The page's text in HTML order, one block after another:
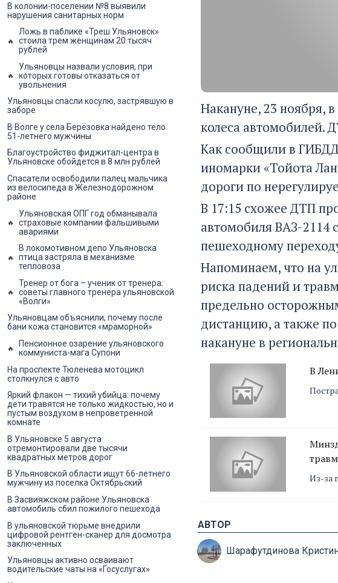
Накануне, 23 ноября,
колеса автомобилей.
Как сообщили в
иномарки «Тойота
дороги по
В 17:15 схожее ДТП
автомобиля ВАЗ-2114
пешеходному
Напоминаем, что на
риска падений и
предельно
дистанцию, а также
накануне в
В
Из-за
АВТОР
Шарафутдинова
В колонии-поселении №8 выявили
нарушения санитарных норм
Ложь в паблике «Треш Ульяновск»
стоила трем женщинам 20 тысяч
рублей
Ульяновцы назвали условия, при
которых готовы отказаться от
увольнения
Ульяновцы спасли косулю, застрявшую в
заборе
В Волге у села Берёзовка найдено тело
51-летнего мужчины
Благоустройство фиджитал-центра в
Ульяновске обойдется в 8 млн рублей
Спасатели освободили палец мальчика
из велосипеда в Железнодорожном
районе
Ульяновская ОПГ год обманывала
страховые компании фальшивыми
авариями
В локомотивном депо Ульяновска
птица застряла в механизме
тепловоза
Тренер от бога – ученик от тренера:
советы главного тренера ульяновской
«Волги»
Ульяновцам объяснили, почему после
бани кожа становится «мраморной»
Пенсионное озарение ульяновского
коммуниста-мага Супони
На проспекте Тюленева мотоцикл
столкнулся с авто
Яркий флакон — тихий убийца: почему
дети травятся не только жидкостью, но и
пустым воздухом в непроветренной
комнате
В Ульяновске 5 августа
отремонтировали две тысячи
квадратных метров дорог
В Ульяновской области ищут 66-летнего
мужчину из поселка Октябрьский
В Засвияжском районе Ульяновска
автомобиль сбил пожилого пешехода
В ульяновской тюрьме внедрили
цифровой рентген-сканер для досмотра
заключенных
Ульяновцы активно осваивают
водительские чаты на «Госуслугах»